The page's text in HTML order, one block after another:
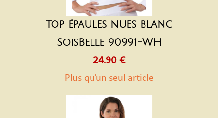
Top épaules nues blanc
SoisBelle 90991-WH
24.90 €
Plus qu'un seul article